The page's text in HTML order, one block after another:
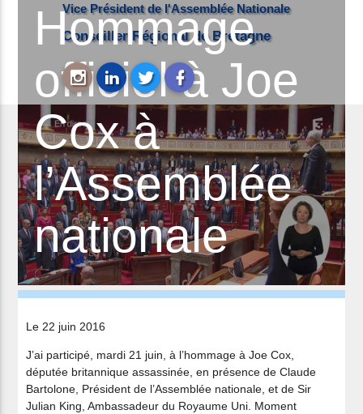
Vice Président de l'Assemblée Nationale
Conseiller Régional de Bretagne
Hommage
officiel à Joe
Cox à
l’Assemblée
nationale
Le 22 juin 2016
J’ai participé, mardi 21 juin, à l’hommage à Joe Cox,
députée britannique assassinée, en présence de Claude
Bartolone, Président de l’Assemblée nationale, et de Sir
Julian King, Ambassadeur du Royaume Uni. Moment